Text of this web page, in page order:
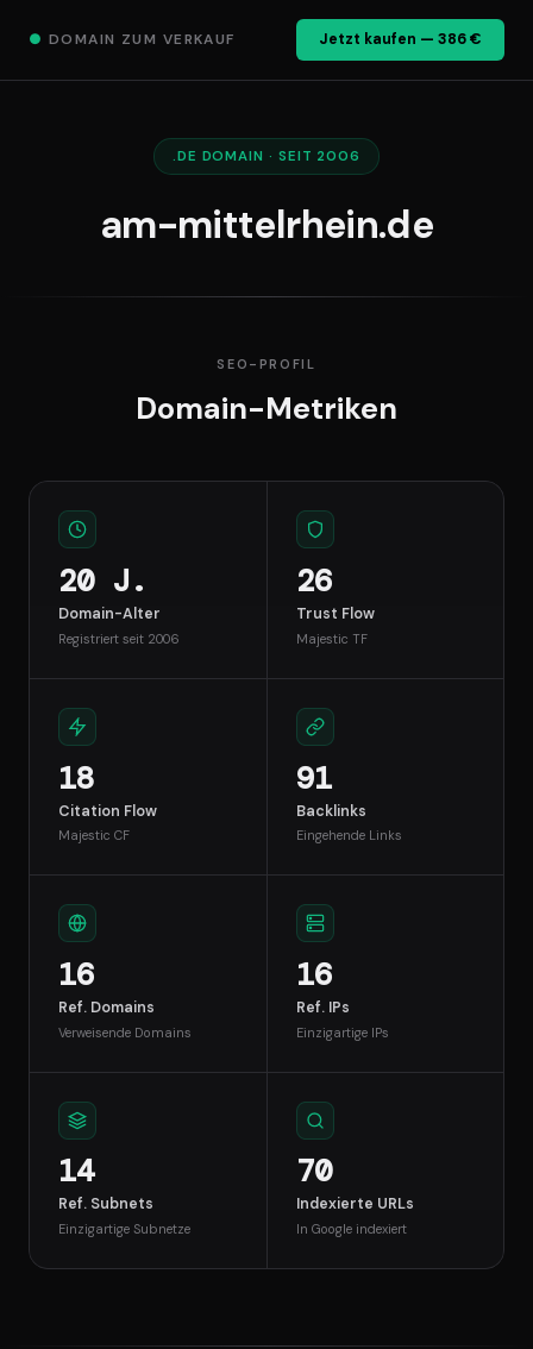
● DOMAIN ZUM VERKAUF Jetzt kaufen — 386 €
.DE DOMAIN · SEIT 2006
am-mittelrhein.de
SEO-PROFIL
Domain-Metriken
20 J.
Domain-Alter
Registriert seit 2006
26
Trust Flow
Majestic TF
18
Citation Flow
Majestic CF
91
Backlinks
Eingehende Links
16
Ref. Domains
Verweisende Domains
16
Ref. IPs
Einzigartige IPs
14
Ref. Subnets
Einzigartige Subnetze
70
Indexierte URLs
In Google indexiert